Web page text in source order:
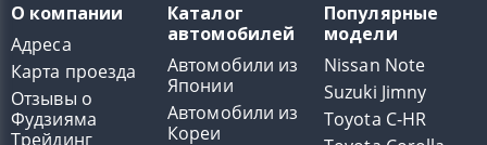
О компании
Адреса
Карта проезда
Отзывы о
Фудзияма
Трейдинг
Каталог
автомобилей
Автомобили из
Японии
Автомобили из
Кореи
Популярные
модели
Nissan Note
Suzuki Jimny
Toyota C-HR